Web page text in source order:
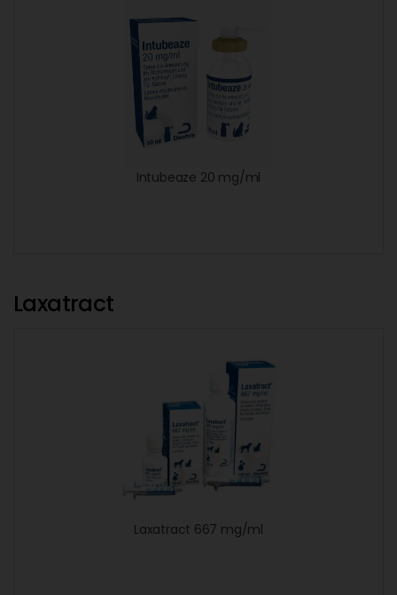
Intubeaze 20 mg/ml
Laxatract
Laxatract 667 mg/ml